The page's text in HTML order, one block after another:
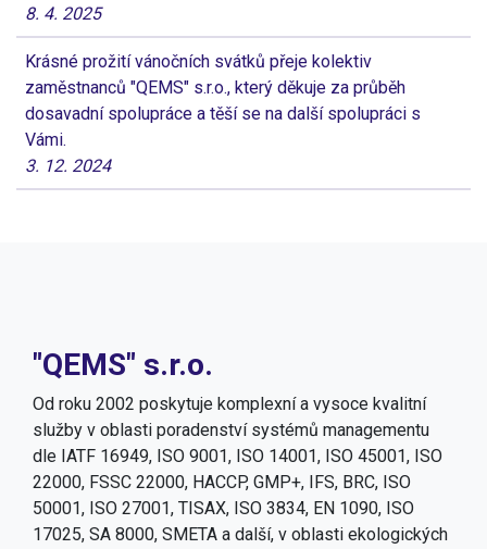
8. 4. 2025
Krásné prožití vánočních svátků přeje kolektiv
zaměstnanců "QEMS" s.r.o., který děkuje za průběh
dosavadní spolupráce a těší se na další spolupráci s
Vámi.
3. 12. 2024
"QEMS" s.r.o.
Od roku 2002 poskytuje komplexní a vysoce kvalitní
služby v oblasti poradenství systémů managementu
dle IATF 16949, ISO 9001, ISO 14001, ISO 45001, ISO
22000, FSSC 22000, HACCP, GMP+, IFS, BRC, ISO
50001, ISO 27001, TISAX, ISO 3834, EN 1090, ISO
17025, SA 8000, SMETA a další, v oblasti ekologických